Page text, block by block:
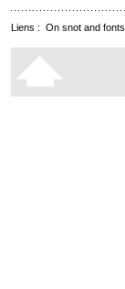
Liens : On snot and fonts